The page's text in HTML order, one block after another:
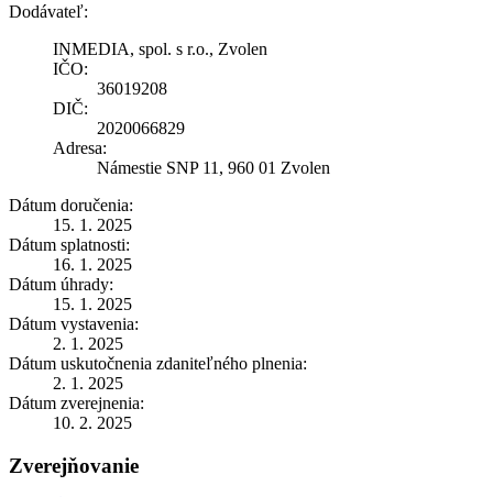
Dodávateľ:
INMEDIA, spol. s r.o., Zvolen
IČO:
36019208
DIČ:
2020066829
Adresa:
Námestie SNP 11, 960 01 Zvolen
Dátum doručenia:
15. 1. 2025
Dátum splatnosti:
16. 1. 2025
Dátum úhrady:
15. 1. 2025
Dátum vystavenia:
2. 1. 2025
Dátum uskutočnenia zdaniteľného plnenia:
2. 1. 2025
Dátum zverejnenia:
10. 2. 2025
Zverejňovanie